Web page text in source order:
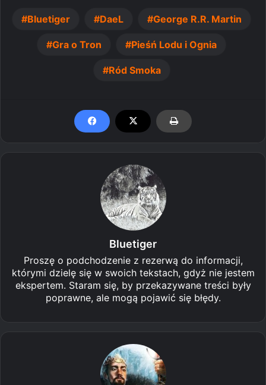
Bluetiger DaeL George R.R. Martin
Gra o Tron Pieśń Lodu i Ognia
Ród Smoka
Bluetiger
Proszę o podchodzenie z rezerwą do informacji,
którymi dzielę się w swoich tekstach, gdyż nie jestem
ekspertem. Staram się, by przekazywane treści były
poprawne, ale mogą pojawić się błędy.